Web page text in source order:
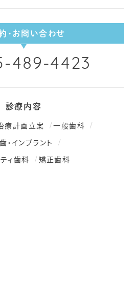
・お問い合わせ
489-4423
診療内容
療計画立案
一般歯科
・インプラント
ィ歯科
矯正歯科